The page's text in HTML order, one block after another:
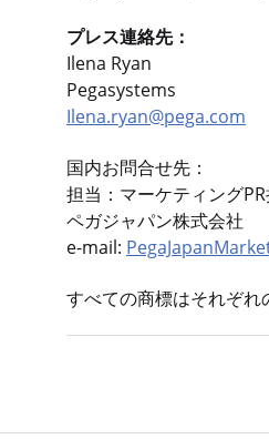
プレス連絡先：
Ilena Ryan
Pegasystems
Ilena.ryan@pega.com
国内お問合せ先：
担当：マーケティング
ペガジャパン株式会社
e-mail:
すべての商標はそれぞれ